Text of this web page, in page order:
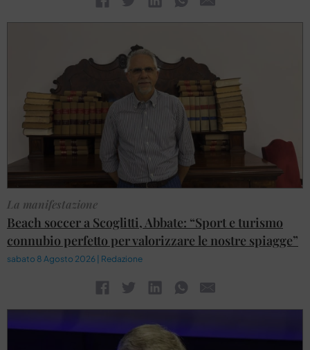
La manifestazione
Beach soccer a Scoglitti, Abbate: “Sport e turismo
connubio perfetto per valorizzare le nostre spiagge”
sabato 8 Agosto 2026 | Redazione